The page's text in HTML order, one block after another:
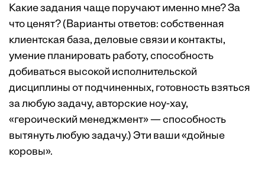
Какие задания чаще поручают именно мне? За
что ценят? (Варианты ответов: собственная
клиентская база, деловые связи и контакты,
умение планировать работу, способность
добиваться высокой исполнительской
дисциплины от подчиненных, готовность взяться
за любую задачу, авторские ноу-хау,
«героический менеджмент» — способность
вытянуть любую задачу.) Эти ваши «дойные
коровы».